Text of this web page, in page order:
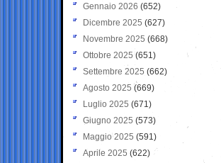
Gennaio 2026 (652)
Dicembre 2025 (627)
Novembre 2025 (668)
Ottobre 2025 (651)
Settembre 2025 (662)
Agosto 2025 (669)
Luglio 2025 (671)
Giugno 2025 (573)
Maggio 2025 (591)
Aprile 2025 (622)